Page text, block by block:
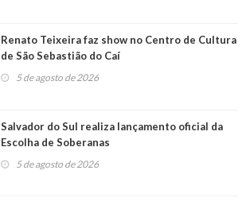
Renato Teixeira faz show no Centro de Cultura
de São Sebastião do Caí
5 de agosto de 2026
Salvador do Sul realiza lançamento oficial da
Escolha de Soberanas
5 de agosto de 2026